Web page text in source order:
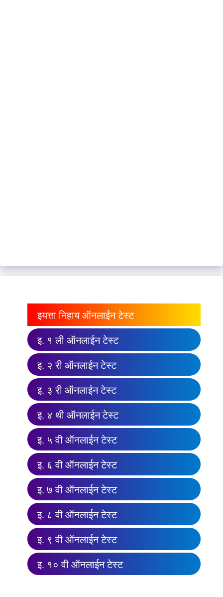
इयत्ता निहाय ऑनलाईन टेस्ट
इ. १ ली ऑनलाईन टेस्ट
इ. २ री ऑनलाईन टेस्ट
इ. ३ री ऑनलाईन टेस्ट
इ. ४ थी ऑनलाईन टेस्ट
इ. ५ वी ऑनलाईन टेस्ट
इ. ६ वी ऑनलाईन टेस्ट
इ. ७ वी ऑनलाईन टेस्ट
इ. ८ वी ऑनलाईन टेस्ट
इ. ९ वी ऑनलाईन टेस्ट
इ. १० वी ऑनलाईन टेस्ट